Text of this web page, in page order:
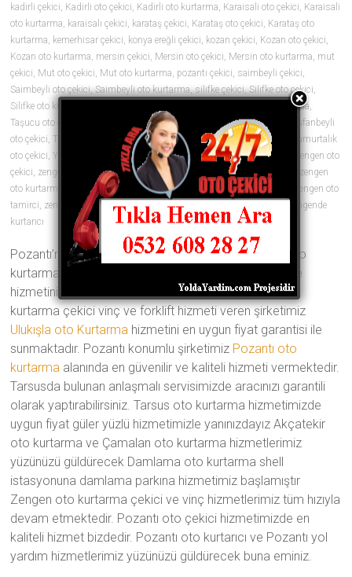
kadirli çekici, Kadirli oto çekici, Kadirli oto kurtarma, Karaisali oto çekici, Karaisali
oto kurtarma, karaisalı çekici, karataş çekici, Karataş oto çekici, Karataş oto
kurtarma, kemerhisar çekici, konya ereğli çekici, kozan çekici, Kozan oto çekici,
Kozan oto kurtarma, mersin çekici, Mersin oto çekici, Mersin oto kurtarma, mut
çekici, Mut oto çekici, Mut oto kurtarma, pozantı çekici, saimbeyli çekici,
Saimbeyli oto çekici,Saimbeyli oto kurtarma,silifke çekici,Silifke oto çekici,
Silifke oto kurtarma
Tarsus oto kurtarma,
Taşucu oto çekici
Taşucu oto kurtarma,tekir çekici tufanbeyli çekici
Tufanbeyli
oto çekici,Tufanbeyli oto kurtarma, ulukışla çekici,yumurtalık çekici
Yumurtalık
oto çekici,Yumurtalık oto kurtarma ,zengen araç çekici,zengen çekici
zengen oto
çekici, zengen oto çekiciler, zengen oto kurtarıcı zengen oto kurtarıcılar
zengen
oto kurtarma
zengen oto lastik ,zengen oto lastikçi , zengen oto tamir
zengen oto
tamirci, zengen oto yol yardımı, zengen yol yardım zengende çekici
zengende
kurtarıcı
0 yorum
Pozantı’nın en iyi oto çekici şirketi olan Türkmenler oto
kurtarma ve vinç yedi gün 24 saat her an yanınızda ve
hizmetinizde Geçmişten aldığı 20 yıllık tecrübe ile oto
kurtarma çekici vinç ve forklift hizmeti veren şirketimiz
Ulukışla oto Kurtarma hizmetini en uygun fiyat garantisi ile
sunmaktadır. Pozantı konumlu şirketimiz Pozantı oto
kurtarma alanında en güvenilir ve kaliteli hizmeti vermektedir.
Tarsusda bulunan anlaşmalı servisimizde aracınızı garantili
olarak yaptırabilirsiniz. Tarsus oto kurtarma hizmetimizde
uygun fiyat güler yüzlü hizmetimizle yanınızdayız Akçatekir
oto kurtarma ve Çamalan oto kurtarma hizmetlerimiz
yüzünüzü güldürecek Damlama oto kurtarma shell
istasyonuna damlama parkına hizmetimiz başlamıştır
Zengen oto kurtarma çekici ve vinç hizmetlerimiz tüm hızıyla
devam etmektedir. Pozantı oto çekici hizmetimizde en
kaliteli hizmet bizdedir. Pozantı oto kurtarıcı ve Pozantı yol
yardım hizmetlerimiz yüzünüzü güldürecek buna eminiz.